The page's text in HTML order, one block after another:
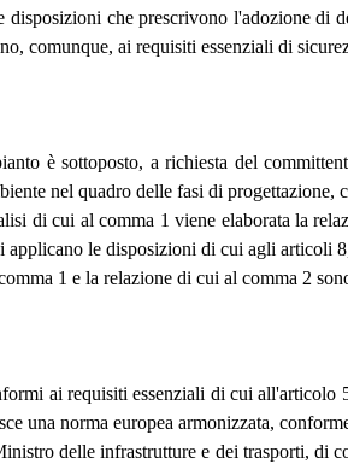
disposizioni che prescrivono l'adozione di
comunque, ai requisiti essenziali di
è sottoposto, a richiesta del
nel quadro delle fasi di
di cui al comma 1 viene elaborata la
applicano le disposizioni di cui agli articoli
1 e la relazione di cui al comma 2
ai requisiti essenziali di cui
una norma europea armonizzata,
delle infrastrutture e dei trasporti, di